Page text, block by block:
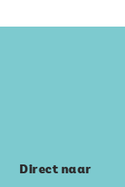
Direct naar